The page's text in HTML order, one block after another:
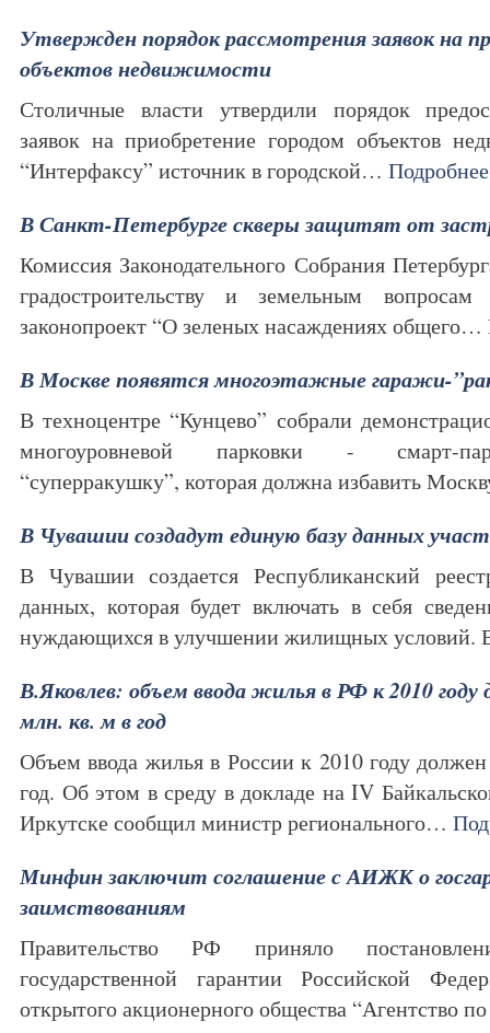
Утвержден порядок рассмотрения заявок на
объектов недвижимости
Столичные власти утвердили порядок
заявок на приобретение городом объектов
“Интерфаксу” источник в городской… Подробнее
В Санкт-Петербурге скверы защитят от
Комиссия Законодательного Собрания
градостроительству и земельным
законопроект “О зеленых насаждениях общего…
В Москве появятся многоэтажные гаражи-
В техноцентре “Кунцево” собрали
многоуровневой парковки - смарт-
“суперракушку”, которая должна избавить
В Чувашии создадут единую базу данных
В Чувашии создается Республиканский
данных, которая будет включать в себя
нуждающихся в улучшении жилищных
В.Яковлев: объем ввода жилья в РФ к 2010
млн. кв. м в год
Объем ввода жилья в России к 2010 году
год. Об этом в среду в докладе на IV
Иркутске сообщил министр регионального…
Минфин заключит соглашение с АИЖК о
заимствованиям
Правительство РФ приняло
государственной гарантии Российской
открытого акционерного общества “Агентство